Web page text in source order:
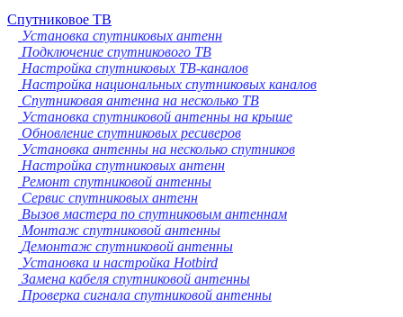
Спутниковое ТВ
Установка спутниковых антенн
Подключение спутникового ТВ
Настройка спутниковых ТВ-каналов
Настройка национальных спутниковых каналов
Спутниковая антенна на несколько ТВ
Установка спутниковой антенны на крыше
Обновление спутниковых ресиверов
Установка антенны на несколько спутников
Настройка спутниковых антенн
Ремонт спутниковой антенны
Сервис спутниковых антенн
Вызов мастера по спутниковым антеннам
Монтаж спутниковой антенны
Демонтаж спутниковой антенны
Установка и настройка Hotbird
Замена кабеля спутниковой антенны
Проверка сигнала спутниковой антенны